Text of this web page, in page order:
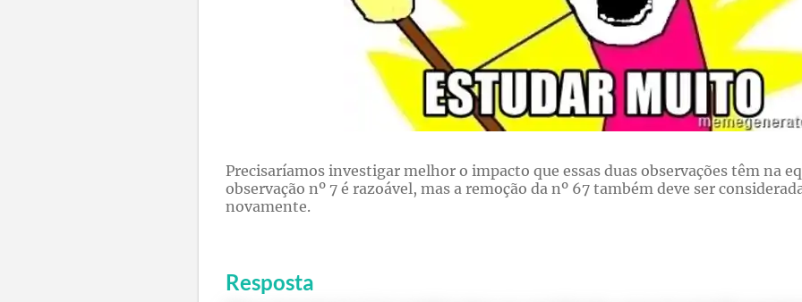
Precisaríamos investigar melhor o impacto que essas duas observações têm na
observação nº 7 é razoável, mas a remoção da nº 67 também deve ser
novamente.
Resposta